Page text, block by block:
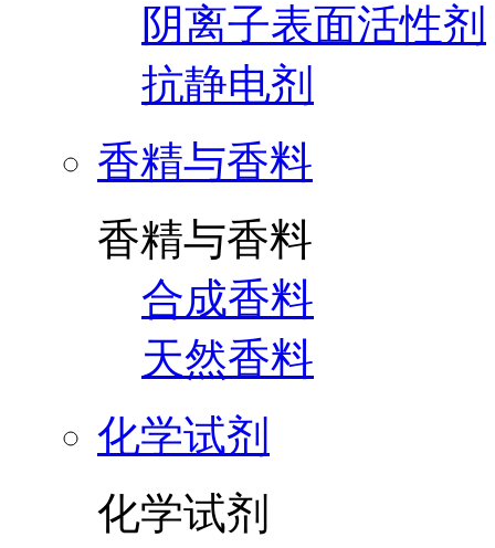
阴离子表面活性剂
抗静电剂
香精与香料
香精与香料
合成香料
天然香料
化学试剂
化学试剂